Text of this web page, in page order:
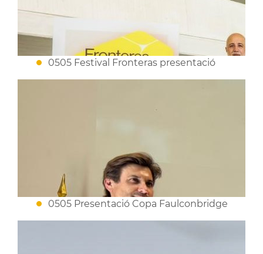
0505 Festival Fronteras presentació
0505 Presentació Copa Faulconbridge